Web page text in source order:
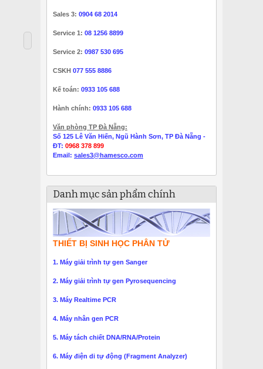
Sales 3: 0904 68 2014
Service 1: 08 1256 8899
Service 2: 0987 530 695
CSKH 077 555 8886
Kế toán: 0933 105 688
Hành chính: 0933 105 688
Văn phòng TP Đà Nẵng:
Số 125 Lê Văn Hiến, Ngũ Hành Sơn, TP Đà Nẵng -
ĐT: 0968 378 899
Email: sales3@hamesco.com
Danh mục sản phẩm chính
THIẾT BỊ SINH HỌC PHÂN TỬ
1. Máy giải trình tự gen Sanger
2. Máy giải trình tự gen Pyrosequencing
3. Máy Realtime PCR
4. Máy nhân gen PCR
5. Máy tách chiết DNA/RNA/Protein
6. Máy điện di tự động (Fragment Analyzer)